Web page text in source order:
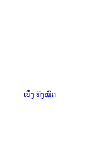
ເບິ່ງ ຄຳ
ທັງໝົດ